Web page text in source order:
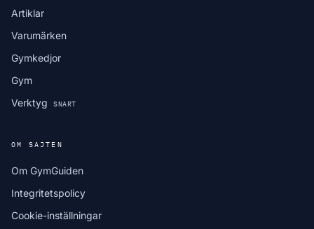
Artiklar
Varumärken
Gymkedjor
Gym
Verktyg
SNART
OM SAJTEN
Om GymGuiden
Integritetspolicy
Cookie-inställningar